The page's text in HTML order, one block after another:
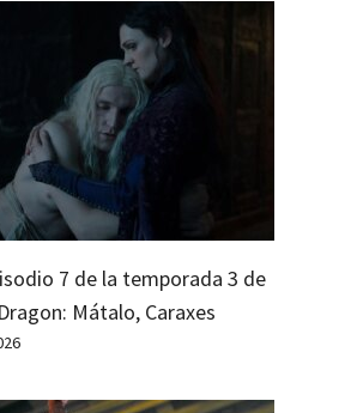
7 de la temporada 3 de
Mátalo, Caraxes